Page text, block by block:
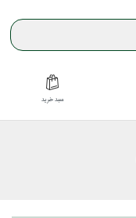
سبد خريد